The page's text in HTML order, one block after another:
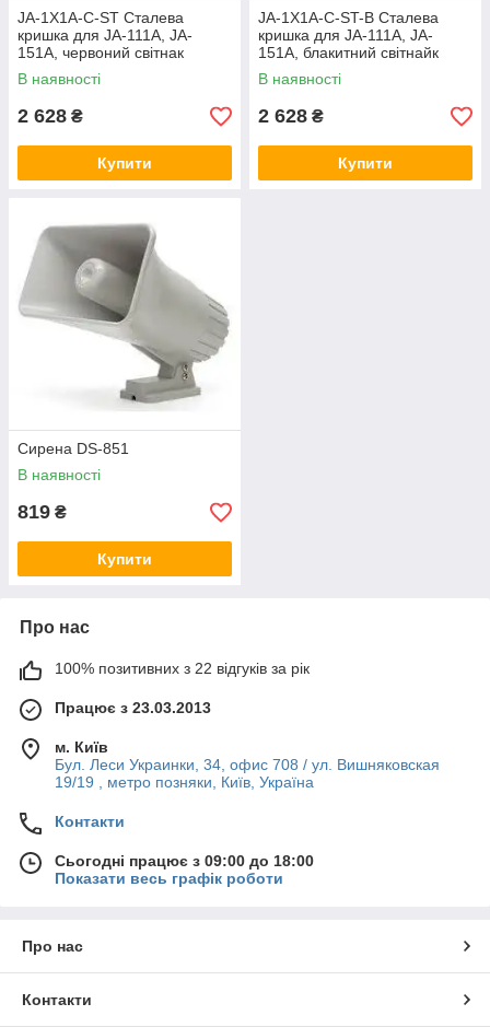
JA-1X1A-C-ST Сталева
кришка для JA-111A, JA-
151A, червоний світнак
В наявності
2 628 ₴
Купити
JA-1X1A-C-ST-B Сталева
кришка для JA-111A, JA-
151A, блакитний світнайк
В наявності
2 628 ₴
Купити
Сирена DS-851
В наявності
819 ₴
Купити
Про нас
100% позитивних з 22 відгуків за рік
Працює з 23.03.2013
м. Київ
Бул. Леси Украинки, 34, офис 708 / ул. Вишняковская
19/19 , метро позняки, Київ, Україна
Контакти
Сьогодні працює з 09:00 до 18:00
Показати весь графік роботи
Про нас
Контакти